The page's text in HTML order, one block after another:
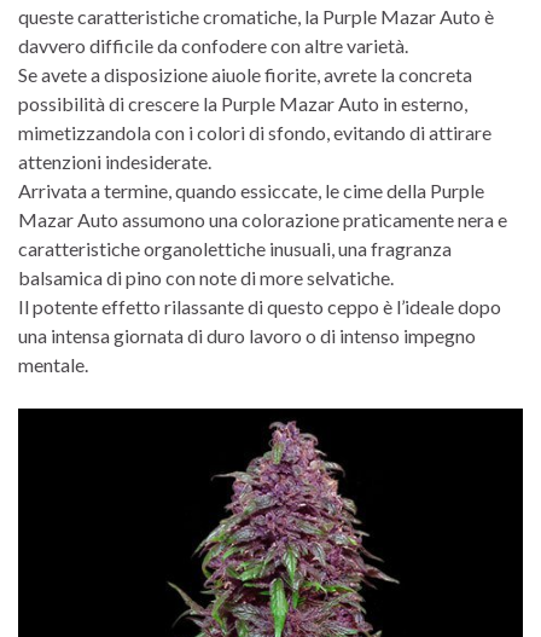
queste caratteristiche cromatiche, la Purple Mazar Auto è
davvero difficile da confodere con altre varietà.
Se avete a disposizione aiuole fiorite, avrete la concreta
possibilità di crescere la Purple Mazar Auto in esterno,
mimetizzandola con i colori di sfondo, evitando di attirare
attenzioni indesiderate.
Arrivata a termine, quando essiccate, le cime della Purple
Mazar Auto assumono una colorazione praticamente nera e
caratteristiche organolettiche inusuali, una fragranza
balsamica di pino con note di more selvatiche.
Il potente effetto rilassante di questo ceppo è l’ideale dopo
una intensa giornata di duro lavoro o di intenso impegno
mentale.